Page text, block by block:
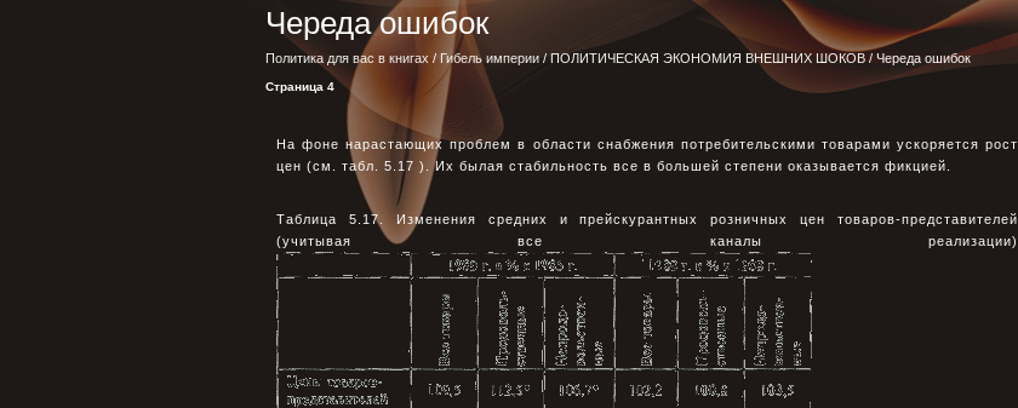
Череда ошибок
Политика для вас в книгах / Гибель империи/ПОЛИТИЧЕСКАЯ ЭКОНОМИЯ ВНЕШНИХ ШОКОВ / Череда ошибок
Страница 4
На фоне нарастающих проблем в области снабжения потребительскими товарами ускоряется рост
цен (см. табл. 5.17 ). Их былая стабильность все в большей степени оказывается фикцией.
Таблица 5.17. Изменения средних и прейскурантных розничных цен товаров-представителей
(учитывая все каналы реализации)